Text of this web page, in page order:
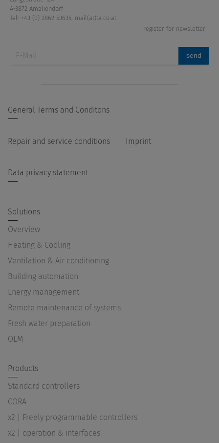
A-3872 Amaliendorf
Tel: +43 (0) 2862 53635 mail(at)ta.co.at
register for newsletter:
send
General Terms and Conditons
Repair and service conditions Imprint
Data privacy statement
Solutions
Overview
Heating & Cooling
Ventilation & Air conditioning
Building automation
Energy management
Remote maintenance of systems
Fresh water preparation
OEM
Products
Standard controllers
CORA
x2 | Freely programmable controllers
x2 | operation & interfaces